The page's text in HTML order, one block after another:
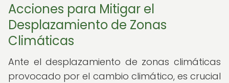
Acciones para Mitigar el
Desplazamiento de Zonas
Climáticas
Ante el desplazamiento de zonas climáticas
provocado por el cambio climático, es crucial